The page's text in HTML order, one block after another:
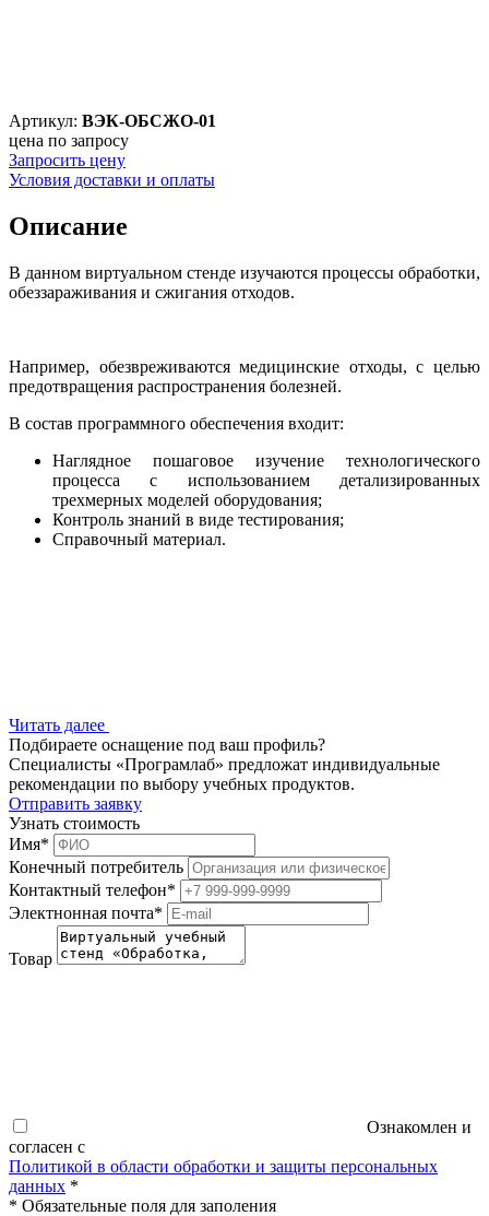
Артикул: ВЭК-ОБСЖО-01
цена по запросу
Запросить цену
Условия доставки и оплаты
Описание
В данном виртуальном стенде изучаются процессы обработки,
обеззараживания и сжигания отходов.
Например, обезвреживаются медицинские отходы, с целью
предотвращения распространения болезней.
В состав программного обеспечения входит:
Наглядное пошаговое изучение технологического
процесса с использованием детализированных
трехмерных моделей оборудования;
Контроль знаний в виде тестирования;
Справочный материал.
Читать далее
Подбираете оснащение под ваш профиль?
Специалисты «Програмлаб» предложат индивидуальные
рекомендации по выбору учебных продуктов.
Отправить заявку
Узнать стоимость
Имя*
Конечный потребитель
Контактный телефон*
Электнонная почта*
Товар
Ознакомлен и
согласен с
Политикой в области обработки и защиты персональных
данных *
* Обязательные поля для заполения